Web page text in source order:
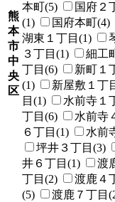
熊
本
市
中
央
区
本町(5)
国府２
(1)
国府本町(4)
湖東１丁目(1)
３丁目(1)
細工
丁目(6)
新町１
(1)
新屋敷１丁
目(1)
水前寺１
丁目(6)
水前寺
６丁目(1)
水前
坪井３丁目(3)
井６丁目(1)
渡
丁目(2)
渡鹿４
(5)
渡鹿７丁目